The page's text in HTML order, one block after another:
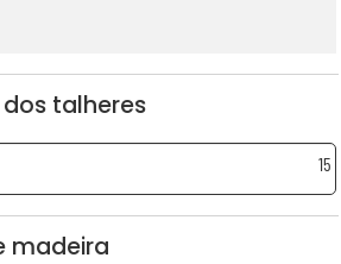
talheres
15
madeira